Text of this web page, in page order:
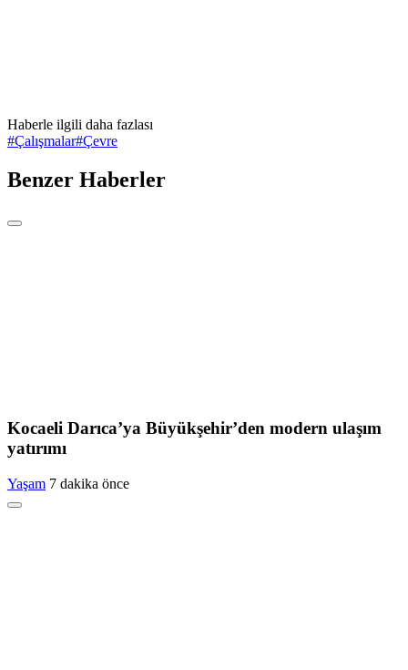
Haberle ilgili daha fazlası
#Çalışmalar#Çevre
Benzer Haberler
Kocaeli Darıca’ya Büyükşehir’den modern ulaşım
yatırımı
Yaşam 7 dakika önce